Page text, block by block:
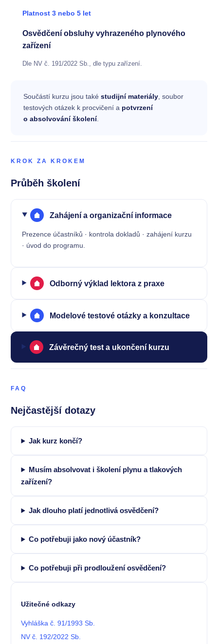
Platnost 3 nebo 5 let
Osvědčení obsluhy vyhrazeného plynového
zařízení
Dle NV č. 191/2022 Sb., dle typu zařízení.
Součástí kurzu jsou takéstudijní materiály , soubor
testových otázek k procvičení a potvrzení
o absolvování školení.
KROK ZA KROKEM
Průběh školení
Zahájení a organizační informace
Prezence účastníků · kontrola dokladů · zahájení kurzu
· úvod do programu.
Odborný výklad lektora z praxe
Modelové testové otázky a konzultace
Závěrečný test a ukončení kurzu
FAQ
Nejčastější dotazy
Jak kurz končí?
Musím absolvovat i školení plynu a tlakových
zařízení?
Jak dlouho platí jednotlivá osvědčení?
Co potřebuji jako nový účastník?
Co potřebuji při prodloužení osvědčení?
Užitečné odkazy
Vyhláška č. 91/1993 Sb.
NV č. 192/2022 Sb.